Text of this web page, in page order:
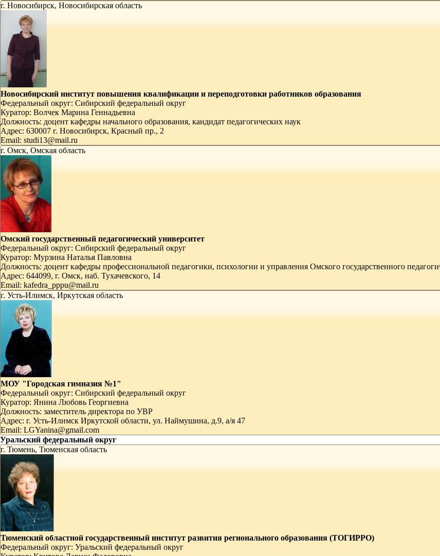
г. Новосибирск, Новосибирская область
Новосибирский институт повышения квалификации и переподготовки работников образования
Федеральный округ: Сибирский федеральный округ
Куратор: Волчек Марина Геннадьевна
Должность: доцент кафедры начального образования, кандидат педагогических наук
Адрес: 630007 г. Новосибирск, Красный пр., 2
Email: studi13@mail.ru
г. Омск, Омская область
Омский государственный педагогический университет
Федеральный округ: Сибирский федеральный округ
Куратор: Мурзина Наталья Павловна
Должность: доцент кафедры профессиональной педагогики, психологии и управления Омского государственного
Адрес: 644099, г. Омск, наб. Тухачевского, 14
Email: kafedra_pppu@mail.ru
г. Усть-Илимск, Иркутская область
МОУ "Городская гимназия №1"
Федеральный округ: Сибирский федеральный округ
Куратор: Янина Любовь Георгиевна
Должность: заместитель директора по УВР
Адрес: г. Усть-Илимск Иркутской области, ул. Наймушина, д.9, а/я 47
Email: LGYanina@gmail.com
Уральский федеральный округ
г. Тюмень, Тюменская область
Тюменский областной государственный институт развития регионального образования (ТОГИРРО)
Федеральный округ: Уральский федеральный округ